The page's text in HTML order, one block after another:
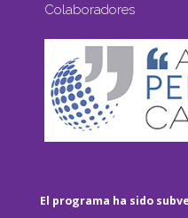
Colaboradores
El programa ha sido